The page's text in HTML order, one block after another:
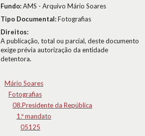
Fundo:AMS - Arquivo Mário Soares
Tipo Documental:Fotografias
Direitos:
A publicação, total ou parcial, deste documento
exige prévia autorização da entidade
detentora.
Mário Soares
Fotografias
08.Presidente da República
1.º mandato
05125